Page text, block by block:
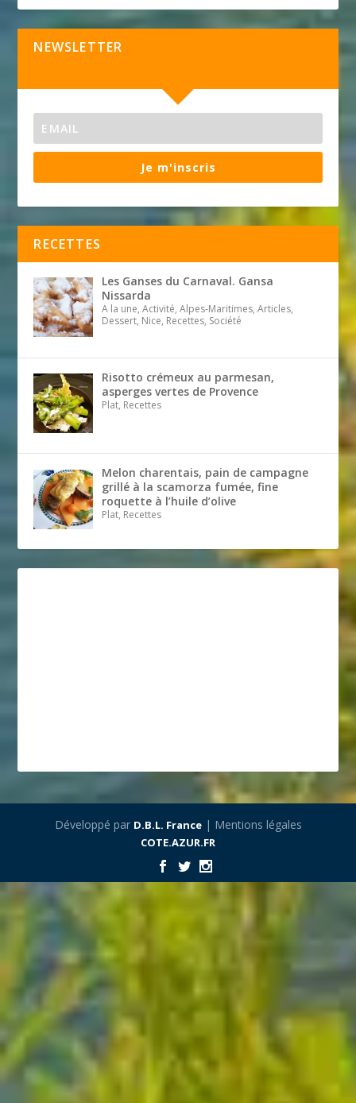
NEWSLETTER
Je m'inscris
RECETTES
Les Ganses du Carnaval. Gansa
Nissarda
A la une, Activité, Alpes-Maritimes, Articles,
Dessert, Nice, Recettes, Société
Risotto crémeux au parmesan,
asperges vertes de Provence
Plat, Recettes
Melon charentais, pain de campagne
grillé à la scamorza fumée, fine
roquette à l’huile d’olive
Plat, Recettes
Développé par D.B.L. France| Mentions légales
COTE.AZUR.FR